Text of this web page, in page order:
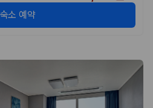
숙소 예약